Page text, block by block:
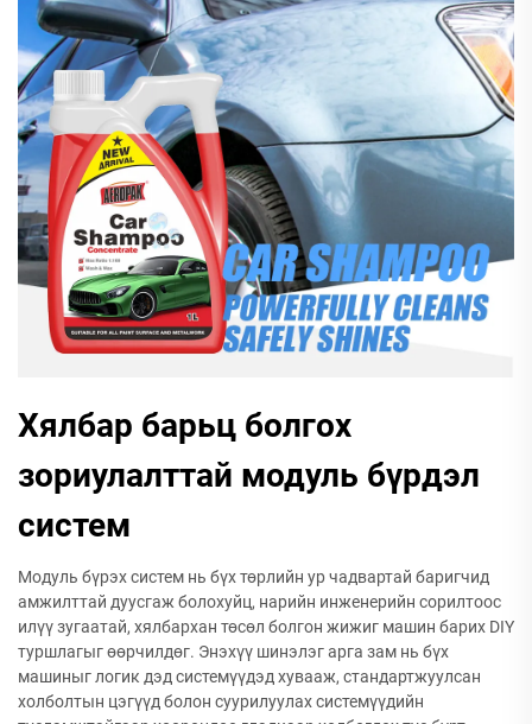
Хялбар барьц болгох
зориулалттай модуль бүрдэл
систем
Модуль бүрэх систем нь бүх төрлийн ур чадвартай баригчид
амжилттай дуусгаж болохуйц, нарийн инженерийн сорилтоос
илүү зугаатай, хялбархан төсөл болгон жижиг машин барих DIY
туршлагыг өөрчилдөг. Энэхүү шинэлэг арга зам нь бүх
машиныг логик дэд системүүдэд хувааж, стандартжуулсан
холболтын цэгүүд болон суурилуулах системүүдийн